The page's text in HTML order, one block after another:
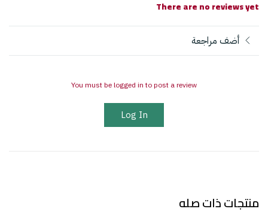
There are no reviews yet
أضف مراجعة
You must be logged in to post a review
Log In
منتجات ذات صله